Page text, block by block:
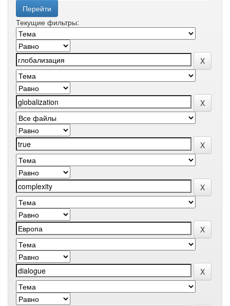
Текущие фильтры: